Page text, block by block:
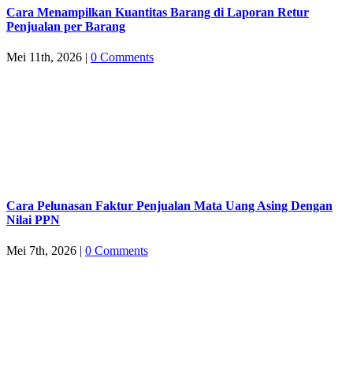
Cara Menampilkan Kuantitas Barang di Laporan Retur
Penjualan per Barang
Mei 11th, 2026 | 0 Comments
Cara Pelunasan Faktur Penjualan Mata Uang Asing Dengan
Nilai PPN
Mei 7th, 2026 | 0 Comments